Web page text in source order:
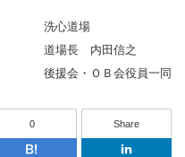
洗心道場
道場長 内田信之
後援会・ＯＢ会役員一同
Facebook
0
はてなブッ
Share